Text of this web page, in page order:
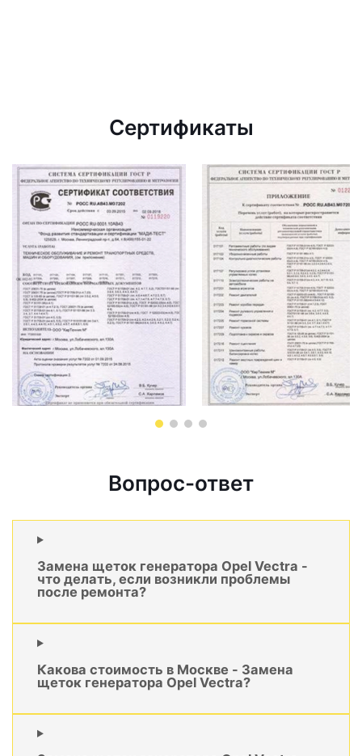
Сертификаты
Вопрос-ответ
Замена щеток генератора Opel Vectra -
что делать, если возникли проблемы
после ремонта?
Какова стоимость в Москве - Замена
щеток генератора Opel Vectra?